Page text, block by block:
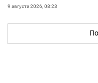
9 августа 2026, 08:23